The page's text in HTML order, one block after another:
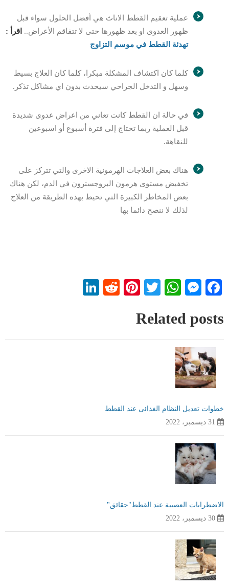
عملية تعقيم القطط الاناث هي أفضل الحلول سواء قبل
ظهور العدوى او بعد ظهورها حتى لا تتفاقم الأعراض.. اقرأ :
تهدئة القطط في موسم التزاوج
كلما كان اكتشاف المشكلة مبكرا، كلما كان العلاج بسيط
وسهل و التدخل الجراحي سيحدث بدون اي مشاكل تذكر.
في حالة ان القطط كانت تعاني من اعراض عدوى شديدة
قبل العملية ربما تحتاج إلى فترة أسبوع أو اسبوعين
للنقاهة.
هناك بعض العلاجات الهرمونية الاخرى والتي تتركز على
تخفيض مستوى هرمون البروجسترون في الدم، لكن هناك
بعض المخاطر الكبيرة التي تحيط بهذه الطريقة من العلاج
لذلك لا ننصح دائما بها
Facebook
Messenger
WhatsApp
Twitter
Pinterest
Reddit
Related posts
خطوات تعديل النظام الغذائى عند القطط
31 ديسمبر، 2022
الاضطرابات العصبية عند القطط"حقائق"
30 ديسمبر، 2022